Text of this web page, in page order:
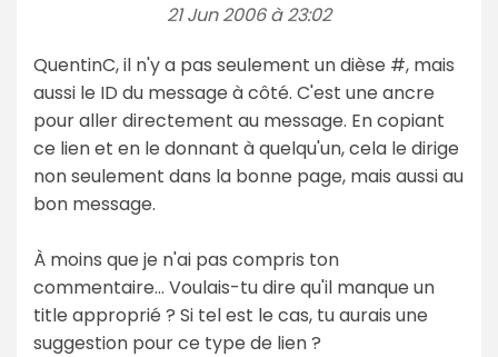
21 Jun 2006 à 23:02
QuentinC, il n'y a pas seulement un dièse #, mais
aussi le ID du message à côté. C'est une ancre
pour aller directement au message. En copiant
ce lien et en le donnant à quelqu'un, cela le dirige
non seulement dans la bonne page, mais aussi au
bon message.
À moins que je n'ai pas compris ton
commentaire... Voulais-tu dire qu'il manque un
title approprié ? Si tel est le cas, tu aurais une
suggestion pour ce type de lien ?